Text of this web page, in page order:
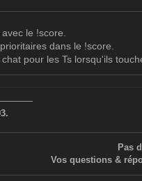
le !score.
dans le !score.
pour les Ts lorsqu'ils
Pas
Vos questions &